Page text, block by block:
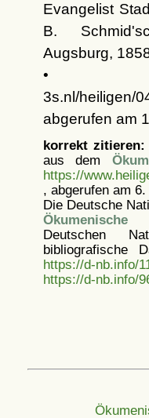
Evangelist
B.
Augsburg,
•
3s.nl/heiligen/
abgerufen am
korrekt zitieren:
aus dem
https://
, abgerufen am
Die Deutsche
Ökumenische
Deutschen
bibliografische
https://d-nb.info/
https://d-nb.info/